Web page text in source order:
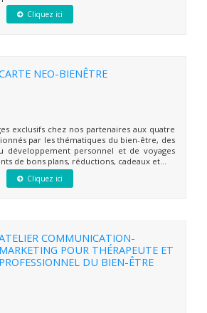
Cliquez ici
NEO-BIENÊTRE
exclusifs chez nos partenaires aux quatre
par les thématiques du bien-être, des
développement personnel et de voyages
de bons plans, réductions, cadeaux et...
Cliquez ici
COMMUNICATION-
MARKETING POUR THÉRAPEUTE ET
PROFESSIONNEL DU BIEN-ÊTRE